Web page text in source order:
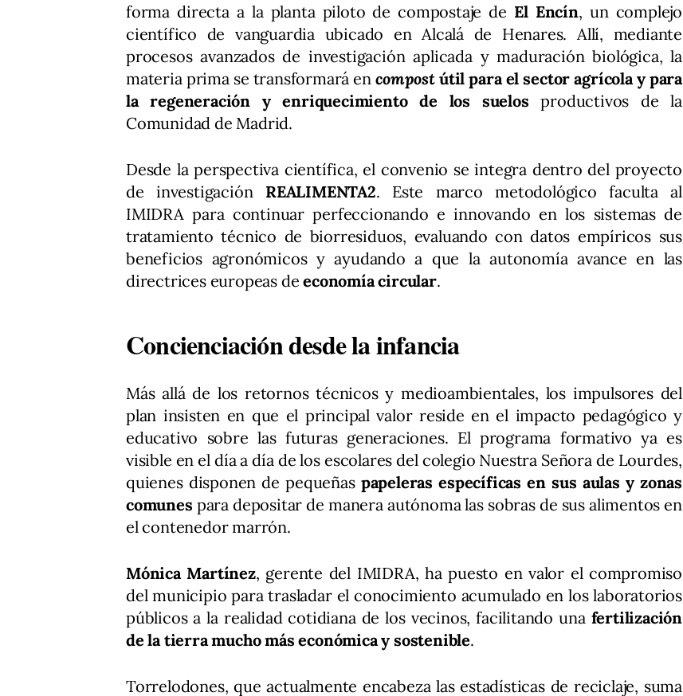
forma directa a la planta piloto de compostaje de El Encín, un complejo
científico de vanguardia ubicado en Alcalá de Henares. Allí, mediante
procesos avanzados de investigación aplicada y maduración biológica, la
materia prima se transformará encompost útil para el sector agrícola y para
la regeneración y enriquecimiento de los suelos productivos de la
Comunidad de Madrid.
Desde la perspectiva científica, el convenio se integra dentro del proyecto
de investigación REALIMENTA2. Este marco metodológico faculta al
IMIDRA para continuar perfeccionando e innovando en los sistemas de
tratamiento técnico de biorresiduos, evaluando con datos empíricos sus
beneficios agronómicos y ayudando a que la autonomía avance en las
directrices europeas deeconomía circular.
Concienciación desde la infancia
Más allá de los retornos técnicos y medioambientales, los impulsores del
plan insisten en que el principal valor reside en el impacto pedagógico y
educativo sobre las futuras generaciones. El programa formativo ya es
visible en el día a día de los escolares del colegio Nuestra Señora de Lourdes,
quienes disponen de pequeñas papeleras específicas en sus aulas y zonas
comunes para depositar de manera autónoma las sobras de sus alimentos en
el contenedor marrón.
Mónica Martínez, gerente del IMIDRA, ha puesto en valor el compromiso
del municipio para trasladar el conocimiento acumulado en los laboratorios
públicos a la realidad cotidiana de los vecinos, facilitando una fertilización
de la tierra mucho más económica y sostenible.
Torrelodones, que actualmente encabeza las estadísticas de reciclaje, suma